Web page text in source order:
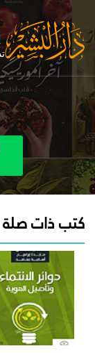
كتب ذات صلة